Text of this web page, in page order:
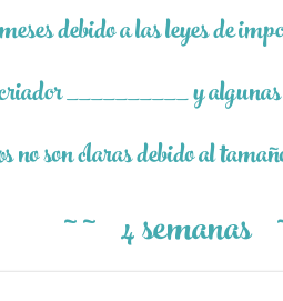
debido a las leyes de
__________ y
no son claras debido al
~ ~ 4 semanas